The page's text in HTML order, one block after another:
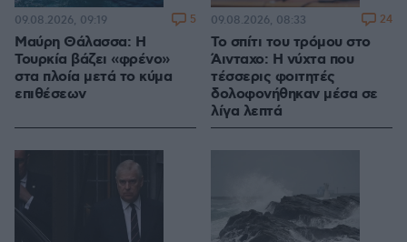
Μαύρη Θάλασσα: Η
Τουρκία βάζει «φρένο»
στα πλοία μετά το κύμα
επιθέσεων
09.08.2026, 09:19 5
Το σπίτι του τρόμου στο
Άινταχο: Η νύχτα που
τέσσερις φοιτητές
δολοφονήθηκαν μέσα σε
λίγα λεπτά
09.08.2026, 08:33 24